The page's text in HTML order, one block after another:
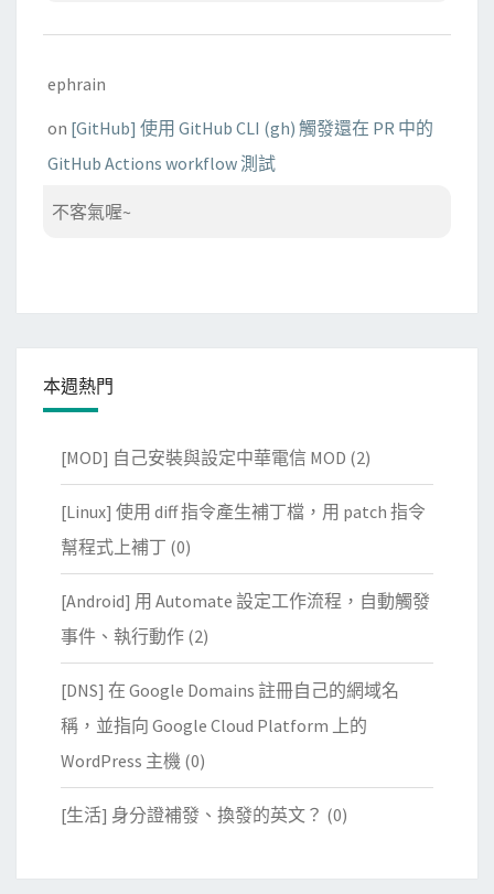
ephrain
on [GitHub] 使用 GitHub CLI (gh) 觸發還在 PR 中的
GitHub Actions workflow 測試
不客氣喔~
本週熱門
[MOD] 自己安裝與設定中華電信 MOD (2)
[Linux] 使用 diff 指令產生補丁檔，用 patch 指令
幫程式上補丁 (0)
[Android] 用 Automate 設定工作流程，自動觸發
事件、執行動作 (2)
[DNS] 在 Google Domains 註冊自己的網域名
稱，並指向 Google Cloud Platform 上的
WordPress 主機 (0)
[生活] 身分證補發、換發的英文？ (0)